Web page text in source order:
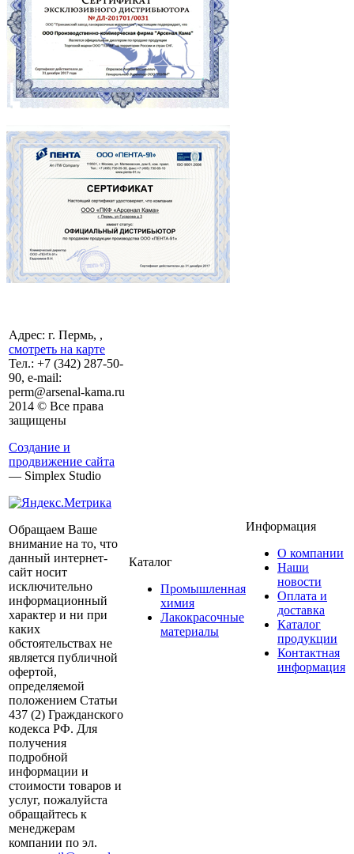
Адрес: г. Пермь, ,
смотреть на карте
Тел.: +7 (342) 287-50-
90, e-mail:
perm@arsenal-kama.ru
2014 © Все права
защищены
Создание и
продвижение сайта
— Simplex Studio
Обращаем Ваше
внимание на то, что
данный интернет-
сайт носит
исключительно
информационный
характер и ни при
каких
обстоятельствах не
является публичной
офертой,
определяемой
положением Статьи
437 (2) Гражданского
кодекса РФ. Для
получения
подробной
информации и
стоимости товаров и
услуг, пожалуйста
обращайтесь к
менеджерам
компании по эл.
Каталог
Промышленная
химия
Лакокрасочные
материалы
Информация
О компании
Наши
новости
Оплата и
доставка
Каталог
продукции
Контактная
информация